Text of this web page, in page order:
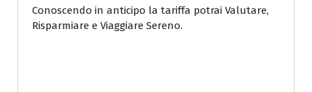
Conoscendo in anticipo la tariffa potrai Valutare,
Risparmiare e Viaggiare Sereno.